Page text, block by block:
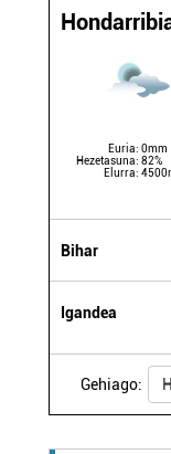
Euria: 0mm
Hezetasuna: 82%
Elurra:
Bihar
Igandea
Gehiago: